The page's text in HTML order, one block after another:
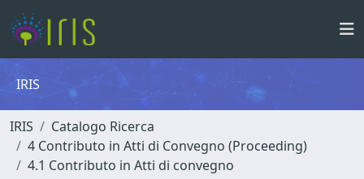
IRIS
IRIS
Catalogo Ricerca
4 Contributo in Atti di Convegno (Proceeding)
4.1 Contributo in Atti di convegno